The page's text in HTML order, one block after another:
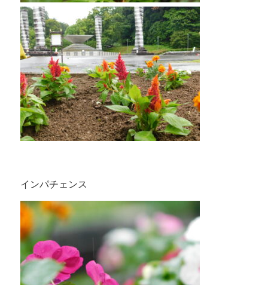
インパチェンス